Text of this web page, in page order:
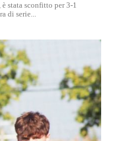
stata sconfitto per 3-1
di serie...